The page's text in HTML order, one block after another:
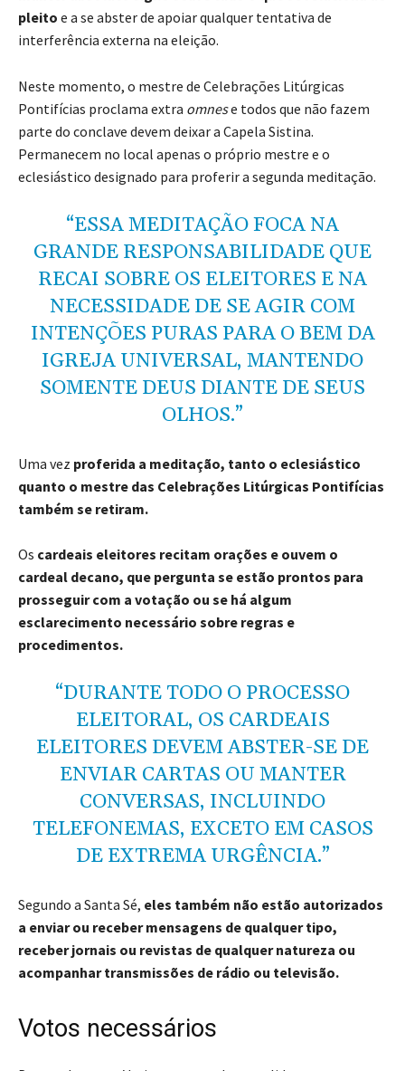
pleito e a se abster de apoiar qualquer tentativa de
interferência externa na eleição.
Neste momento, o mestre de Celebrações Litúrgicas
Pontifícias proclama extra omnese todos que não fazem
parte do conclave devem deixar a Capela Sistina.
Permanecem no local apenas o próprio mestre e o
eclesiástico designado para proferir a segunda meditação.
“ESSA MEDITAÇÃO FOCA NA
GRANDE RESPONSABILIDADE QUE
RECAI SOBRE OS ELEITORES E NA
NECESSIDADE DE SE AGIR COM
INTENÇÕES PURAS PARA O BEM DA
IGREJA UNIVERSAL, MANTENDO
SOMENTE DEUS DIANTE DE SEUS
OLHOS.”
Uma vez proferida a meditação, tanto o eclesiástico
quanto o mestre das Celebrações Litúrgicas Pontifícias
também se retiram.
Os cardeais eleitores recitam orações e ouvem o
cardeal decano, que pergunta se estão prontos para
prosseguir com a votação ou se há algum
esclarecimento necessário sobre regras e
procedimentos.
“DURANTE TODO O PROCESSO
ELEITORAL, OS CARDEAIS
ELEITORES DEVEM ABSTER-SE DE
ENVIAR CARTAS OU MANTER
CONVERSAS, INCLUINDO
TELEFONEMAS, EXCETO EM CASOS
DE EXTREMA URGÊNCIA.”
Segundo a Santa Sé, eles também não estão autorizados
a enviar ou receber mensagens de qualquer tipo,
receber jornais ou revistas de qualquer natureza ou
acompanhar transmissões de rádio ou televisão.
Votos necessários